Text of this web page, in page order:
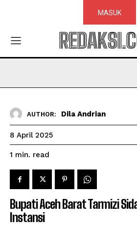
MASUK
AUTHOR: Dila Andrian
8 April 2025
1 min. read
Bupati Aceh Barat Tarmizi
Instansi